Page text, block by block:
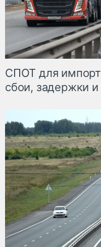
СПОТ для
сбои, задержки